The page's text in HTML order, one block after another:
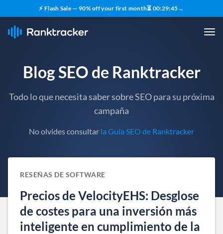
⚡ Flash Sale — 90% off your first month⏳ 00:29:44→
Blog SEO de Ranktracker
Todo lo que necesita saber sobre SEO para su próxima
campaña
No olvides consultar la Guía SEO de Ranktracker
RESEÑAS DE SOFTWARE
Precios de VelocityEHS: Desglose
de costes para una inversión más
inteligente en cumplimiento de la